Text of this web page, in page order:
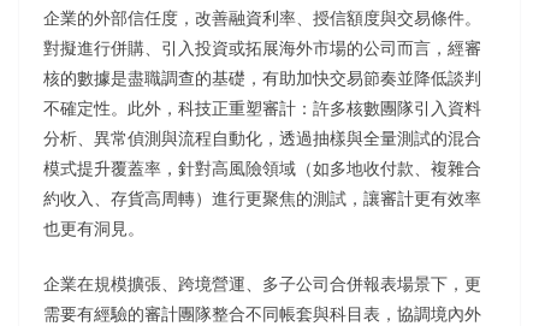
企業的外部信任度，改善融資利率、授信額度與交易條件。
對擬進行併購、引入投資或拓展海外市場的公司而言，經審
核的數據是盡職調查的基礎，有助加快交易節奏並降低談判
不確定性。此外，科技正重塑審計：許多核數團隊引入資料
分析、異常偵測與流程自動化，透過抽樣與全量測試的混合
模式提升覆蓋率，針對高風險領域（如多地收付款、複雜合
約收入、存貨高周轉）進行更聚焦的測試，讓審計更有效率
也更有洞見。
企業在規模擴張、跨境營運、多子公司合併報表場景下，更
需要有經驗的審計團隊整合不同帳套與科目表，協調境內外